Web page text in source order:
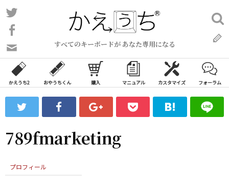
コ
ン
ン
ツ
ス
ッ
プ
すべてのキーボードが あなた専用になる
い
合
わ
フ
ォ
ム
検
索:
かえうち2 おやうちくん 購入 マニュアル カスタマイズ フォーラム
789fmarketing
プロフィール